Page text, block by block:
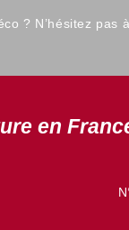
? N’hésitez pas
en